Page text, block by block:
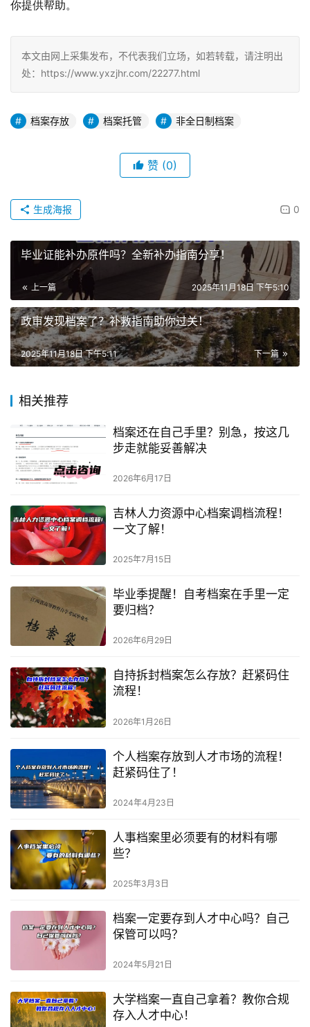
你提供帮助。
本文由网上采集发布，不代表我们立场，如若转载，请注明出
处：https://www.yxzjhr.com/22277.html
档案存放 档案托管 非全日制档案
赞 (0)
0
生成海报
毕业证能补办原件吗？全新补办指南分享！
上一篇 2025年11月18日 下午5:10
政审发现档案了？补救指南助你过关！
下一篇
2025年11月18日 下午5:11
相关推荐
档案还在自己手里？别急，按这几
步走就能妥善解决
2026年6月17日
吉林人力资源中心档案调档流程！
一文了解！
2025年7月15日
毕业季提醒！自考档案在手里一定
要归档？
2026年6月29日
自持拆封档案怎么存放？赶紧码住
流程！
2026年1月26日
个人档案存放到人才市场的流程！
赶紧码住了！
2024年4月23日
人事档案里必须要有的材料有哪
些？
2025年3月3日
档案一定要存到人才中心吗？自己
保管可以吗？
2024年5月21日
大学档案一直自己拿着？教你合规
存入人才中心！